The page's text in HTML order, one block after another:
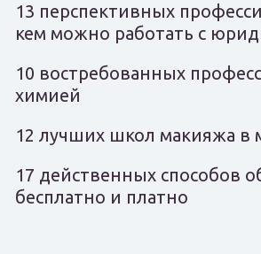
13 перспективных
кем можно работать с
10 востребованных
химией
12 лучших школ макияжа в
17 действенных способов
бесплатно и платно